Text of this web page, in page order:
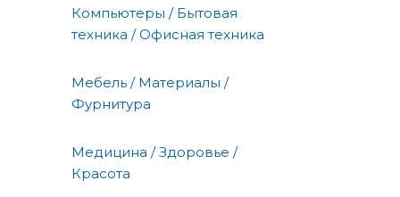
Компьютеры / Бытовая
техника / Офисная техника
Мебель / Материалы /
Фурнитура
Медицина / Здоровье /
Красота